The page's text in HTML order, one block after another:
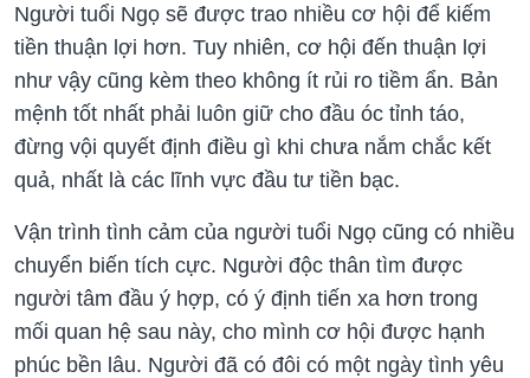
Người tuổi Ngọ sẽ được trao nhiều cơ hội để kiếm
tiền thuận lợi hơn. Tuy nhiên, cơ hội đến thuận lợi
như vậy cũng kèm theo không ít rủi ro tiềm ẩn. Bản
mệnh tốt nhất phải luôn giữ cho đầu óc tỉnh táo,
đừng vội quyết định điều gì khi chưa nắm chắc kết
quả, nhất là các lĩnh vực đầu tư tiền bạc.
Vận trình tình cảm của người tuổi Ngọ cũng có nhiều
chuyển biến tích cực. Người độc thân tìm được
người tâm đầu ý hợp, có ý định tiến xa hơn trong
mối quan hệ sau này, cho mình cơ hội được hạnh
phúc bền lâu. Người đã có đôi có một ngày tình yêu